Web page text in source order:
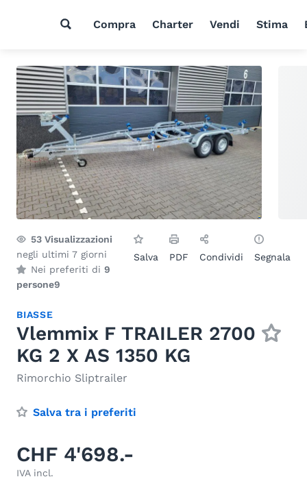
Compra Charter Vendi Stima
53 Visualizzazioni
negli ultimi 7 giorni
Nei preferiti di 9
persone9
Salva PDF Condividi Segnala
BIASSE
Vlemmix F TRAILER 2700
KG 2 X AS 1350 KG
Rimorchio Sliptrailer
Salva tra i preferiti
CHF 4'698.-
IVA incl.